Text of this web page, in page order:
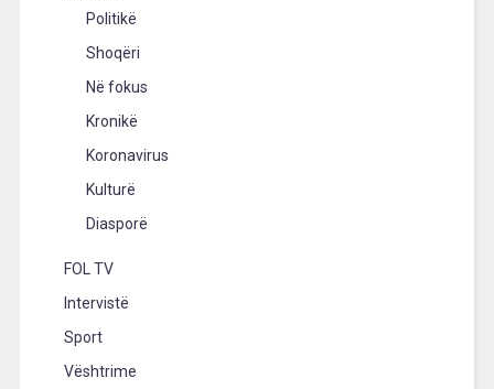
Politikë
Shoqëri
Në fokus
Kronikë
Koronavirus
Kulturë
Diasporë
FOL TV
Intervistë
Sport
Vështrime